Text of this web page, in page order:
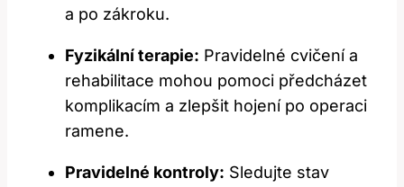
a po zákroku.
Fyzikální terapie: Pravidelné cvičení a
rehabilitace mohou pomoci předcházet
komplikacím a zlepšit hojení po operaci
ramene.
Pravidelné kontroly: Sledujte stav